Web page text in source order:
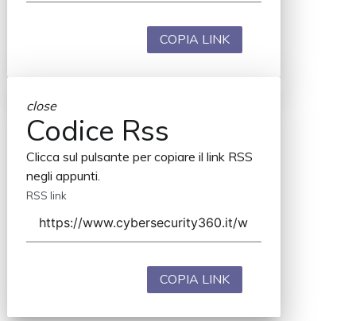
COPIA LINK
close
Codice Rss
Clicca sul pulsante per copiare il link RSS
negli appunti.
RSS link
COPIA LINK